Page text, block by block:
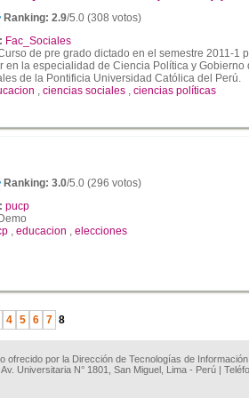
Ranking: 2.9/5.0 (308 votos)
Fac_Sociales
de pre grado dictado en el semestre 2011-1
en la especialidad de Ciencia Política y Gobierno
de la Pontificia Universidad Católica del Perú.
, ciencias sociales , ciencias políticas
Ranking: 3.0/5.0 (296 votos)
pucp
, educacion , elecciones
4 5 6 7 8
ofrecido por la Dirección de Tecnologías de
Av. Universitaria N° 1801, San Miguel, Lima - Perú |